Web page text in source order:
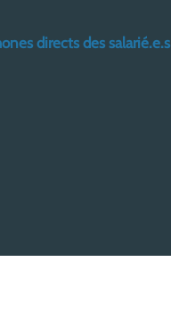
directs des salarié.e.s